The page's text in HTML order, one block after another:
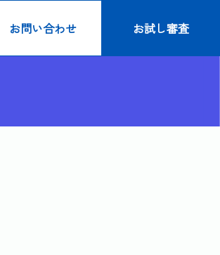
お問い合わせ お試し審査